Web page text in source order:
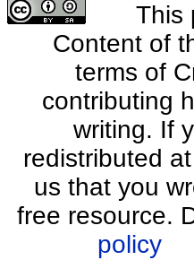
This
Content of
terms of
contributing
writing. If
redistributed
us that you
free resource.
policy